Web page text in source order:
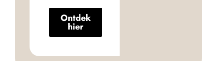
Ontdek
hier